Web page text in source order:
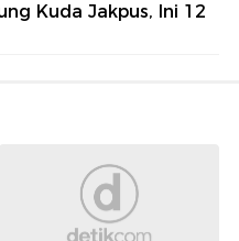
Kuda Jakpus, Ini 12